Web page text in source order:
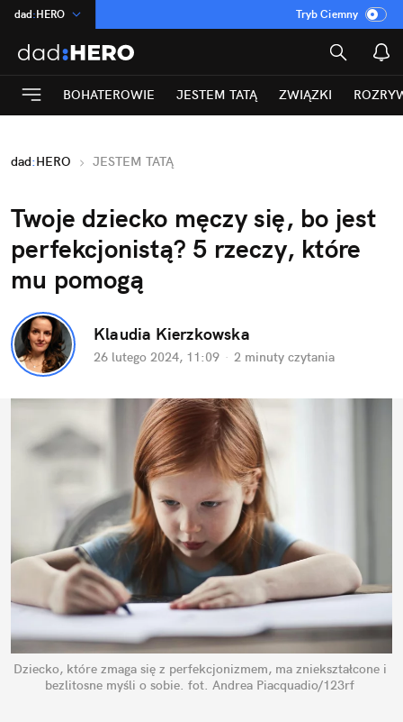
dad:HERO
:Temat
INN:Poland
ASZ:dziennik
Rozrywka
Tryb Ciemny
BOHATEROWIE JESTEM TATĄ ZWIĄZKI
dad:HERO JESTEM TATĄ
Twoje dziecko męczy się, bo jest
perfekcjonistą? 5 rzeczy, które
mu pomogą
Klaudia Kierzkowska
26 lutego 2024, 11:09 · 2 minuty czytania
Dziecko, które zmaga się z perfekcjonizmem, ma zniekształcone i
bezlitosne myśli o sobie. fot. Andrea Piacquadio/123rf